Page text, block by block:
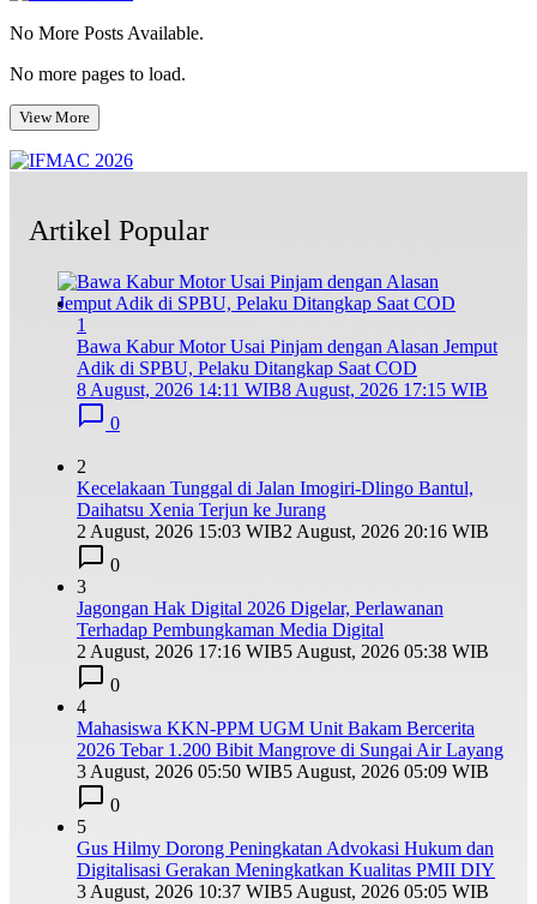
No More Posts Available.
No more pages to load.
View More
Artikel Popular
1
Bawa Kabur Motor Usai Pinjam dengan Alasan Jemput
Adik di SPBU, Pelaku Ditangkap Saat COD
8 August, 2026 14:11 WIB8 August, 2026 17:15 WIB
0
2
Kecelakaan Tunggal di Jalan Imogiri-Dlingo Bantul,
Daihatsu Xenia Terjun ke Jurang
2 August, 2026 15:03 WIB2 August, 2026 20:16 WIB
0
3
Jagongan Hak Digital 2026 Digelar, Perlawanan
Terhadap Pembungkaman Media Digital
2 August, 2026 17:16 WIB5 August, 2026 05:38 WIB
0
4
Mahasiswa KKN-PPM UGM Unit Bakam Bercerita
2026 Tebar 1.200 Bibit Mangrove di Sungai Air Layang
3 August, 2026 05:50 WIB5 August, 2026 05:09 WIB
0
5
Gus Hilmy Dorong Peningkatan Advokasi Hukum dan
Digitalisasi Gerakan Meningkatkan Kualitas PMII DIY
3 August, 2026 10:37 WIB5 August, 2026 05:05 WIB